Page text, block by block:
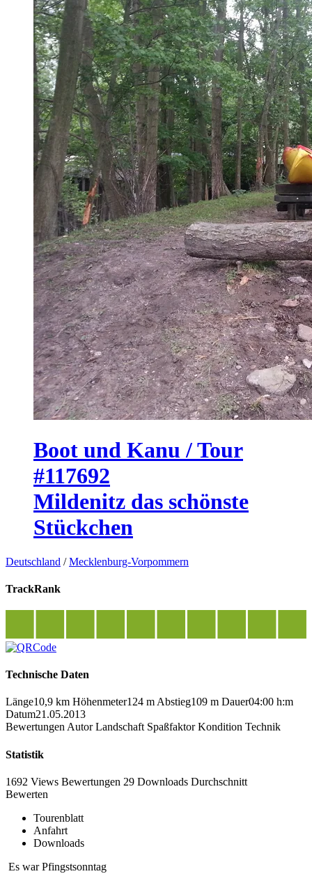
Boot und Kanu / Tour
#117692
Mildenitz das schönste
Stückchen
Deutschland /Mecklenburg-Vorpommern
TrackRank
Technische Daten
Länge10,9 km Höhenmeter124 m Abstieg109 m Dauer04:00 h:m
Datum21.05.2013
Bewertungen Autor Landschaft Spaßfaktor Kondition Technik
Statistik
1692 Views Bewertungen 29 Downloads Durchschnitt
Bewerten
Tourenblatt
Anfahrt
Downloads
Es war Pfingstsonntag